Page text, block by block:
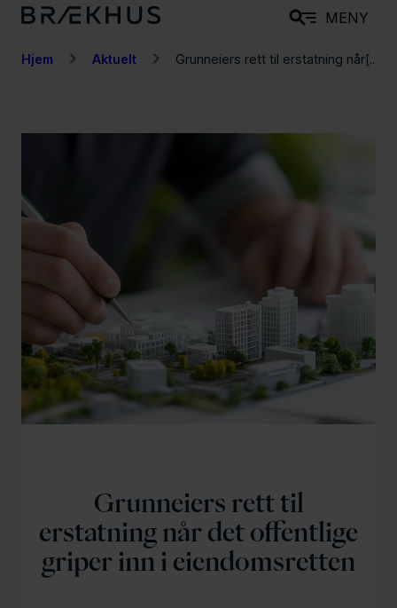
MENY
Hjem Aktuelt Grunneiers rett til erstatning når[...]
Grunneiers rett til
erstatning når det offentlige
griper inn i eiendomsretten